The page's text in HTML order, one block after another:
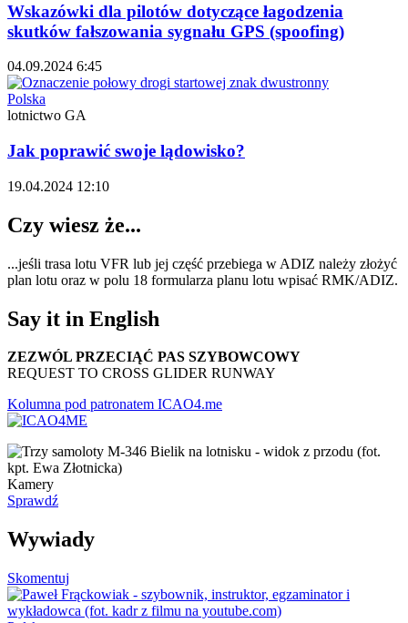
Wskazówki dla pilotów dotyczące łagodzenia
skutków fałszowania sygnału GPS (spoofing)
04.09.2024 6:45
Polska
lotnictwo GA
Jak poprawić swoje lądowisko?
19.04.2024 12:10
Czy wiesz że...
...jeśli trasa lotu VFR lub jej część przebiega w ADIZ należy złożyć
plan lotu oraz w polu 18 formularza planu lotu wpisać RMK/ADIZ.
Say it in English
ZEZWÓL PRZECIĄĆ PAS SZYBOWCOWY
REQUEST TO CROSS GLIDER RUNWAY
Kolumna pod patronatem ICAO4.me
Kamery
Sprawdź
Wywiady
Skomentuj